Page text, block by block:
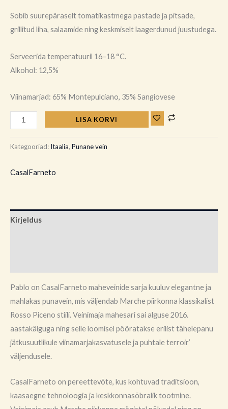
Sobib suurepäraselt tomatikastmega pastade ja pitsade,
grillitud liha, salaamide ning keskmiselt laagerdunud juustudega.
Serveerida temperatuuril 16–18 °C.
Alkohol: 12,5%
Viinamarjad: 65% Montepulciano, 35% Sangiovese
LISA KORVI
Kategooriad: Itaalia, Punane vein
CasalFarneto
Kirjeldus
Pablo on CasalFarneto maheveinide sarja kuuluv elegantne ja
mahlakas punavein, mis väljendab Marche piirkonna klassikalist
Rosso Piceno stiili. Veinimaja mahesari sai alguse 2016.
aastakäiguga ning selle loomisel pööratakse erilist tähelepanu
jätkusuutlikule viinamarjakasvatusele ja puhtale terroir’
väljendusele.
CasalFarneto on pereettevõte, kus kohtuvad traditsioon,
kaasaegne tehnoloogia ja keskkonnasõbralik tootmine.